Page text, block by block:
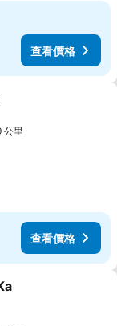
查看價格
公里
查看價格